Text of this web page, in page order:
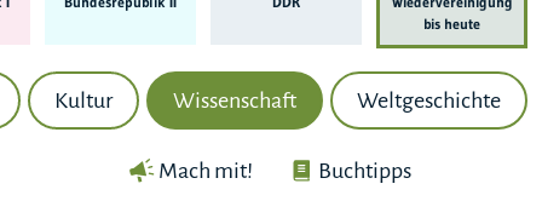
bis heute
Kultur Wissenschaft Weltgeschichte
Mach mit! Buchtipps